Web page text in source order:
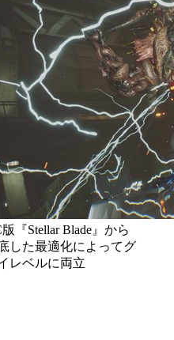
『Stellar Blade』から
した最適化によってグ
レベルに両立